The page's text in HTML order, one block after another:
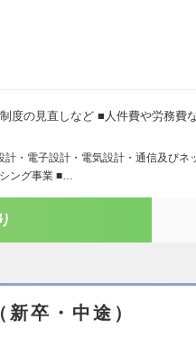
度の見直しなど ■人件費や労務費
・電子設計・電気設計・通信及びネ
ング事業 ■…
卒・中途）